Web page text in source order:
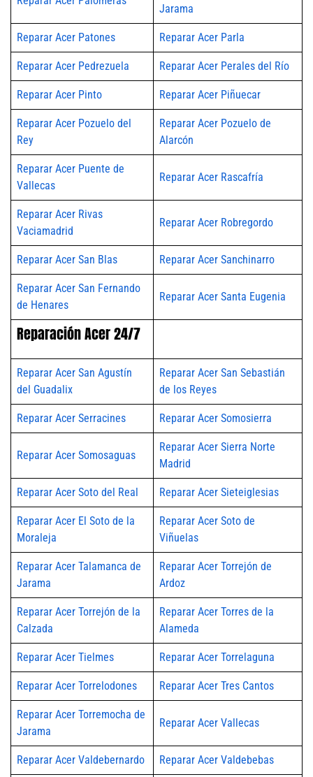
Jarama
Reparar Acer Patones Reparar Acer Parla
Reparar Acer Pedrezuela Reparar Acer Perales del Río
Reparar Acer Pinto Reparar Acer Piñuecar
Reparar Acer Pozuelo del
Rey
Reparar Acer Pozuelo de
Alarcón
Reparar Acer Puente de
Vallecas
Reparar Acer Rascafría
Reparar Acer Rivas
Vaciamadrid
Reparar Acer Robregordo
Reparar Acer San Blas Reparar Acer Sanchinarro
Reparar Acer San Fernando
de Henares
Reparar Acer Santa Eugenia
Reparación Acer 24/7
Reparar Acer San Agustín
del Guadalix
Reparar Acer San Sebastián
de los Reyes
Reparar Acer Serracines Reparar Acer Somosierra
Reparar Acer Somosaguas
Reparar Acer Sierra Norte
Madrid
Reparar Acer Soto del Real Reparar Acer Sieteiglesias
Reparar Acer El Soto de la
Moraleja
Reparar Acer Soto de
Viñuelas
Reparar Acer Talamanca de
Jarama
Reparar Acer Torrejón de
Ardoz
Reparar Acer Torrejón de la
Calzada
Reparar Acer Torres de la
Alameda
Reparar Acer Tielmes Reparar Acer Torrelaguna
Reparar Acer Torrelodones Reparar Acer Tres Cantos
Reparar Acer Torremocha de
Jarama
Reparar Acer Vallecas
Reparar Acer Valdebernardo Reparar Acer Valdebebas